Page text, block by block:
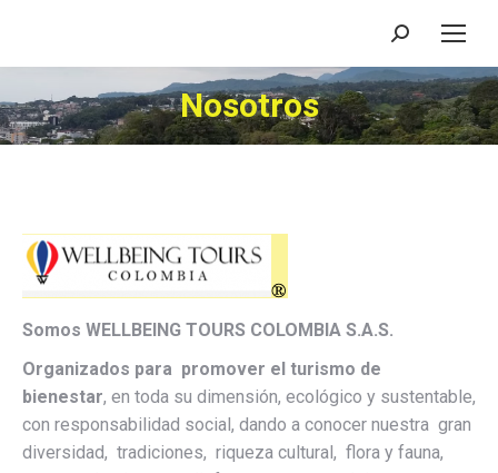
Buscar:
Nosotros
Estás aquí:
Somos WELLBEING TOURS COLOMBIA S.A.S.
Organizados para promover el turismo de
bienestar, en toda su dimensión, ecológico y sustentable,
con responsabilidad social, dando a conocer nuestra gran
diversidad, tradiciones, riqueza cultural, flora y fauna,